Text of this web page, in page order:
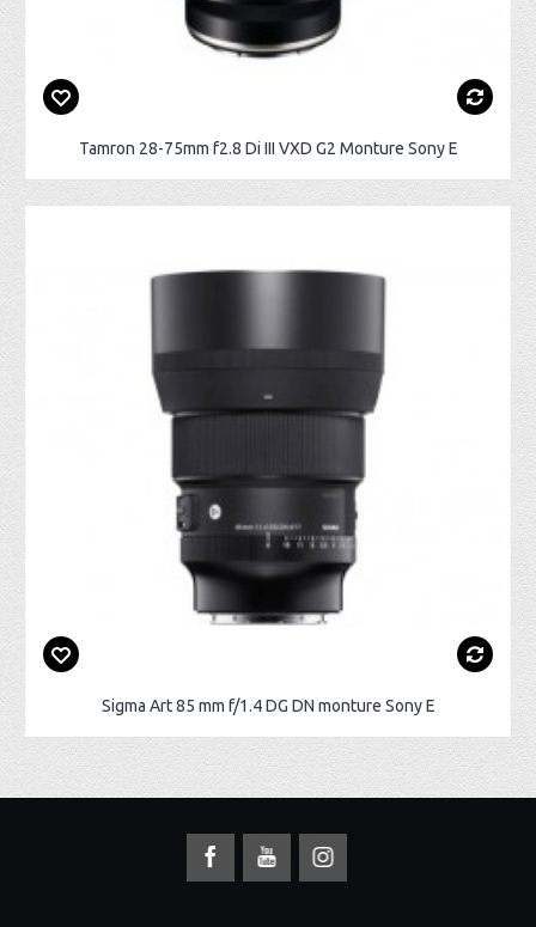
Tamron 28-75mm f2.8 Di III VXD G2 Monture Sony E
Sigma Art 85 mm f/1.4 DG DN monture Sony E